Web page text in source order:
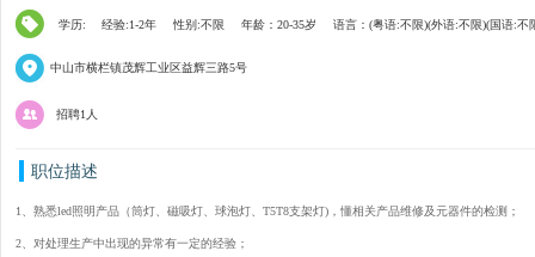
学历: 经验:1-2年 性别:不限 年龄：20-35岁 语言：(粤语:不限)(外语:不限)(国语:不
中山市横栏镇茂辉工业区益辉三路5号
招聘1人
职位描述
1、熟悉led照明产品（筒灯、磁吸灯、球泡灯、T5T8支架灯)，懂相关产品维修及元器件的检测；
2、对处理生产中出现的异常有一定的经验；